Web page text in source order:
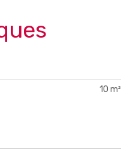
10 m²